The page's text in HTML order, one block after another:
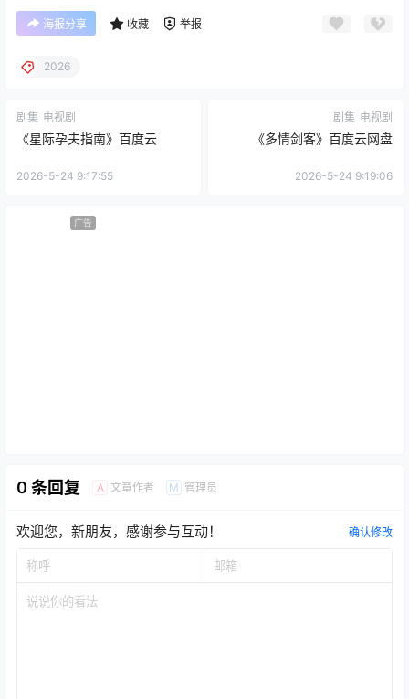
海报分享 收藏 举报
2026
剧集 电视剧
《星际孕夫指南》百度云
2026-5-24 9:17:55
剧集 电视剧
《多情剑客》百度云网盘
2026-5-24 9:19:06
广告
0 条回复 A 文章作者 M 管理员
欢迎您，新朋友，感谢参与互动！ 确认修改